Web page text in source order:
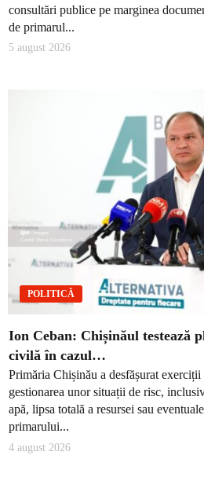
consultări publice pe marginea
de primarul...
5 august 2026
POLITICĂ
Ion Ceban: Chișinăul testează
civilă în cazul…
Primăria Chișinău a desfășurat
gestionarea unor situații de risc,
apă, lipsa totală a resursei sau
primarului...
4 august 2026